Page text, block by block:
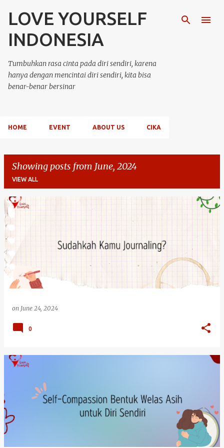
Skip to main content
LOVE YOURSELF
INDONESIA
Tumbuhkan rasa cinta pada diri sendiri, karena
hanya dengan mencintai diri sendiri, kita bisa
benar-benar bersinar
HOME EVENT ABOUT US CIKA
Showing posts from June, 2024
VIEW ALL
P
o
s
t
s
on June 24, 2024
0